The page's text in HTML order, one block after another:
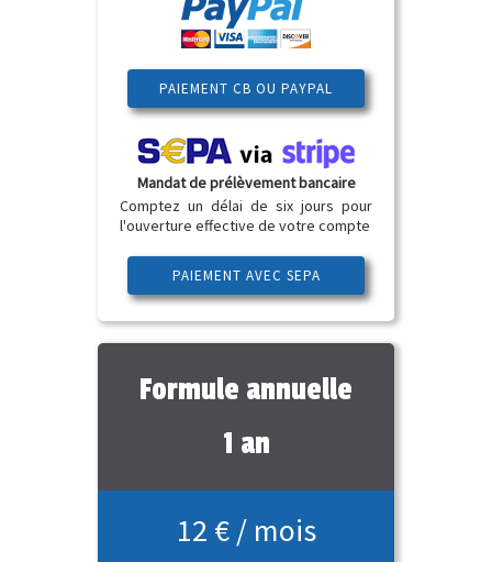
PAIEMENT CB OU PAYPAL
Mandat de prélèvement bancaire
Comptez un délai de six jours pour
l'ouverture effective de votre compte
PAIEMENT AVEC SEPA
Formule annuelle
1 an
12 € / mois